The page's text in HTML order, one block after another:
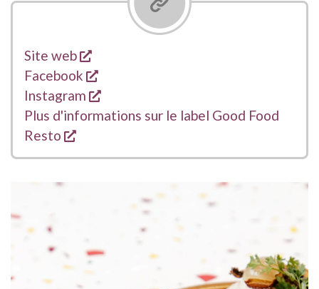
Liens
Site web
s'ouvre dans une nouvelle fenêtre
Facebook
s'ouvre dans une nouvelle fenêtre
Instagram
s'ouvre dans une nouvelle fenêtre
Plus d'informations sur le label Good Food
Resto
s'ouvre dans une nouvelle fenêtre